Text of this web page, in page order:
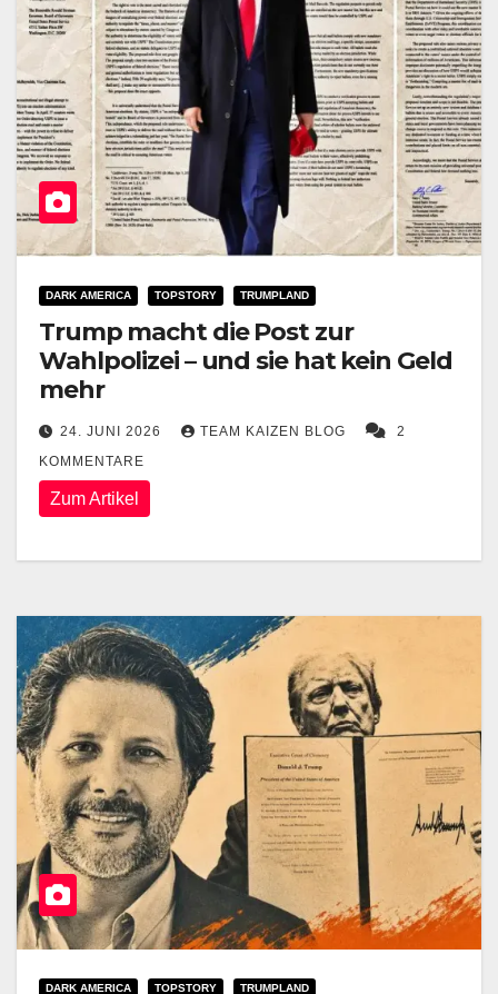
DARK AMERICA TOPSTORY TRUMPLAND
Trump macht die Post zur
Wahlpolizei – und sie hat kein Geld
mehr
24. JUNI 2026 TEAM KAIZEN BLOG
2
KOMMENTARE
Zum Artikel
DARK AMERICA TOPSTORY TRUMPLAND